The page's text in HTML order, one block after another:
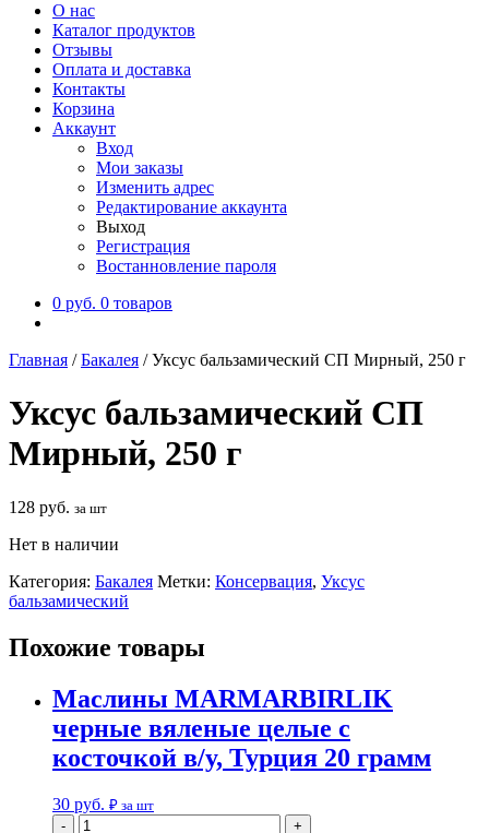
О нас
Каталог продуктов
Отзывы
Оплата и доставка
Контакты
Корзина
Аккаунт
Вход
Мои заказы
Изменить адрес
Редактирование аккаунта
Выход
Регистрация
Востанновление пароля
0 руб. 0 товаров
Главная / Бакалея /Уксус бальзамический СП Мирный, 250 г
Уксус бальзамический СП
Мирный, 250 г
128 руб. за шт
Нет в наличии
Категория: Бакалея Метки: Консервация, Уксус
бальзамический
Похожие товары
Маслины MARMARBIRLIK
черные вяленые целые с
косточкой в/у, Турция 20 грамм
30 руб. ₽ за шт